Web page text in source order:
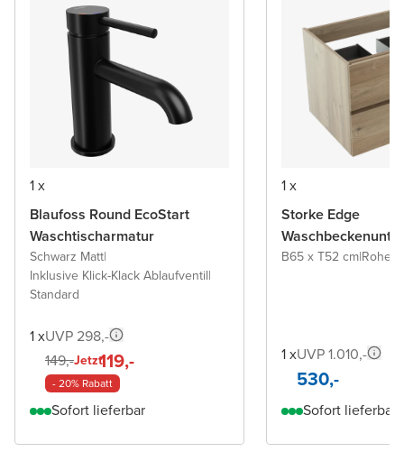
1 x
Blaufoss Round EcoStart
Waschtischarmatur
Schwarz Matt|
Inklusive Klick-Klack Ablaufventil|
Standard
1 xUVP 298,-
149,-Jetzt119,-
- 20% Rabatt
Sofort lieferbar
1 x
Storke Edge
B65 x T52 cm|Rohe
1 xUVP 1.010,-
530,-
Sofort lieferbar